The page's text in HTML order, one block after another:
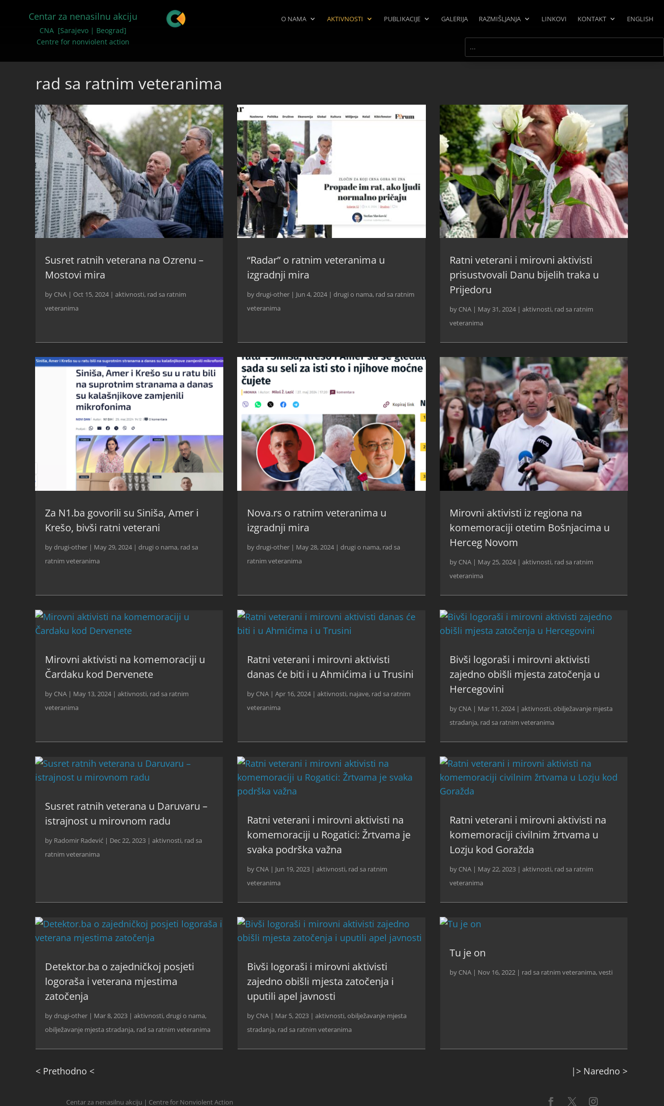
Centar za nenasilnu akciju
CNA [Sarajevo | Beograd]
Centre for nonviolent action
O NAMA AKTIVNOSTI PUBLIKACIJE GALERIJA RAZMIŠLJANJA LINKOVI KONTAKT ENGLISH
rad sa ratnim veteranima
Susret ratnih veterana na Ozrenu –
Mostovi mira
by CNA | Oct 15, 2024 | aktivnosti, rad sa ratnim
veteranima
“Radar” o ratnim veteranima u
izgradnji mira
bydrugi-other | Jun 4, 2024 |drugi o nama, rad sa ratnim
veteranima
Ratni veterani i mirovni aktivisti
prisustvovali Danu bijelih traka u
Prijedoru
by CNA| May 31, 2024| aktivnosti, rad sa ratnim
veteranima
Za N1.ba govorili su Siniša, Amer i
Krešo, bivši ratni veterani
bydrugi-other | May 29, 2024 | drugi o nama, rad sa
ratnim veteranima
Nova.rs o ratnim veteranima u
izgradnji mira
bydrugi-other | May 28, 2024 |drugi o nama, rad sa
ratnim veteranima
Mirovni aktivisti iz regiona na
komemoraciji otetim Bošnjacima u
Herceg Novom
by CNA| May 25, 2024| aktivnosti, rad sa ratnim
veteranima
Mirovni aktivisti na komemoraciji u
Čardaku kod Dervenete
by CNA | May 13, 2024 | aktivnosti, rad sa ratnim
veteranima
Ratni veterani i mirovni aktivisti
danas će biti i u Ahmićima i u Trusini
by CNA |Apr 16, 2024 |aktivnosti, najave, rad sa ratnim
veteranima
Bivši logoraši i mirovni aktivisti
zajedno obišli mjesta zatočenja u
Hercegovini
by CNA| Mar 11, 2024| aktivnosti,obilježavanje mjesta
stradanja, rad sa ratnim veteranima
Susret ratnih veterana u Daruvaru –
istrajnost u mirovnom radu
by Radomir Radević | Dec 22, 2023 | aktivnosti, rad sa
ratnim veteranima
Ratni veterani i mirovni aktivisti na
komemoraciji u Rogatici: Žrtvama je
svaka podrška važna
by CNA | Jun 19, 2023 |aktivnosti, rad sa ratnim
veteranima
Ratni veterani i mirovni aktivisti na
komemoraciji civilnim žrtvama u
Lozju kod Goražda
by CNA| May 22, 2023| aktivnosti, rad sa ratnim
veteranima
Detektor.ba o zajedničkoj posjeti
logoraša i veterana mjestima
zatočenja
bydrugi-other | Mar 8, 2023 | aktivnosti,drugi o nama,
obilježavanje mjesta stradanja, rad sa ratnim veteranima
Bivši logoraši i mirovni aktivisti
zajedno obišli mjesta zatočenja i
uputili apel javnosti
by CNA | Mar 5, 2023 |aktivnosti,obilježavanje mjesta
stradanja, rad sa ratnim veteranima
Tu je on
by CNA| Nov 16, 2022| rad sa ratnim veteranima,vesti
< Prethodno < |> Naredno >
Centar za nenasilnu akciju | Centre for Nonviolent Action